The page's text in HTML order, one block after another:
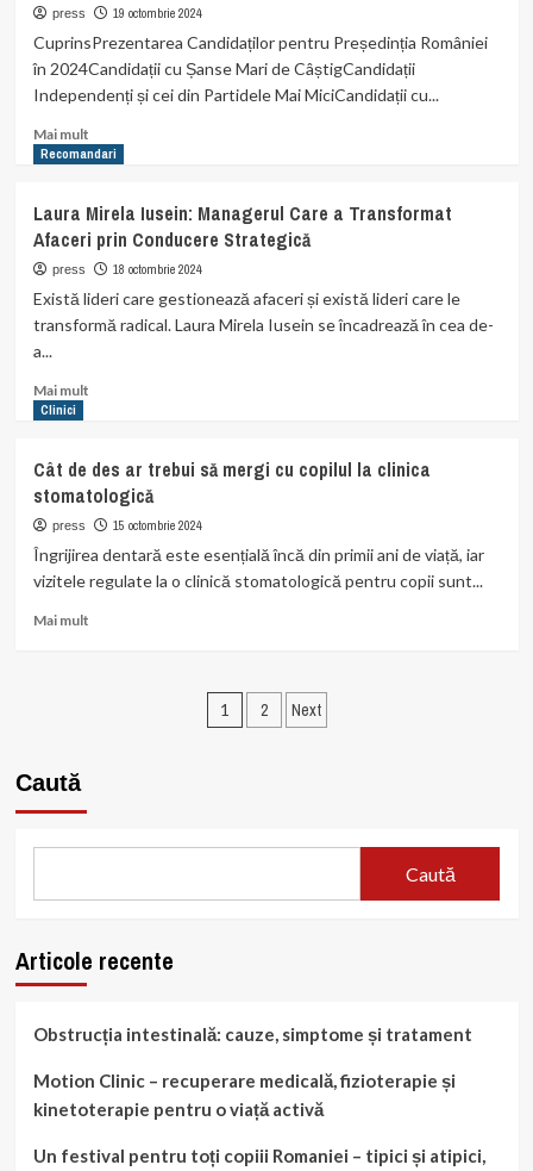
simptome
ale
pulmonar
și
să
mergi
medic?
press 19 octombrie 2024
CuprinsPrezentarea Candidaților pentru Președinția României
în 2024Candidații cu Șanse Mari de CâștigCandidații
Independenți și cei din Partidele Mai MiciCandidații cu...
Mai multRead
more
pentru
Președinția
României
în
–
Recomandari
Laura Mirela Iusein: Managerul Care a Transformat
Afaceri prin Conducere Strategică
press 18 octombrie 2024
Există lideri care gestionează afaceri și există lideri care le
transformă radical. Laura Mirela Iusein se încadrează în cea de-
a...
Mai multRead
Mirela
Iusein:
Managerul
Care
Transformat
Clinici
Cât de des ar trebui să mergi cu copilul la clinica
stomatologică
press 15 octombrie 2024
Îngrijirea dentară este esențială încă din primii ani de viață, iar
vizitele regulate la o clinică stomatologică pentru copii sunt...
Mai multRead
cu
Paginație
1 2 Next
Caută
Caută
Articole recente
Obstrucția intestinală: cauze, simptome și tratament
Motion Clinic – recuperare medicală, fizioterapie și
kinetoterapie pentru o viață activă
Un festival pentru toți copiii Romaniei – tipici și atipici,